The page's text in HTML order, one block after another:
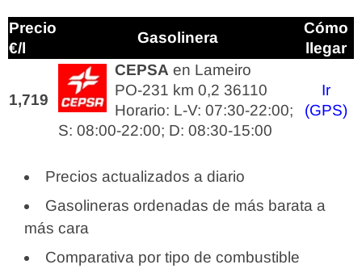
Precio
€/l
Gasolinera
Cómo
llegar
1,719
CEPSA en Lameiro
PO-231 km 0,2 36110
Horario: L-V: 07:30-22:00;
S: 08:00-22:00; D: 08:30-15:00
Ir
(GPS)
Precios actualizados a diario
Gasolineras ordenadas de más barata a
más cara
Comparativa por tipo de combustible